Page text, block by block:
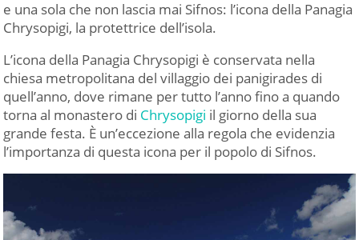
e una sola che non lascia mai Sifnos: l’icona della Panagia
Chrysopigi, la protettrice dell’isola.
L’icona della Panagia Chrysopigi è conservata nella
chiesa metropolitana del villaggio dei panigirades di
quell’anno, dove rimane per tutto l’anno fino a quando
torna al monastero di Chrysopigi il giorno della sua
grande festa. È un’eccezione alla regola che evidenzia
l’importanza di questa icona per il popolo di Sifnos.